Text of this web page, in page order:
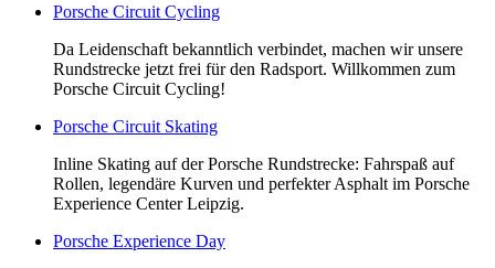
Porsche Circuit Cycling
Da Leidenschaft bekanntlich verbindet, machen wir unsere
Rundstrecke jetzt frei für den Radsport. Willkommen zum
Porsche Circuit Cycling!
Porsche Circuit Skating
Inline Skating auf der Porsche Rundstrecke: Fahrspaß auf
Rollen, legendäre Kurven und perfekter Asphalt im Porsche
Experience Center Leipzig.
Porsche Experience Day